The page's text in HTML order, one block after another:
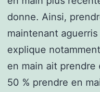
donne. Ainsi,
maintenant
explique
en main ait prendre
50 % prendre en